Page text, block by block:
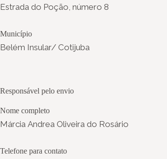
Estrada do Poção, número 8
Município
Belém Insular/ Cotijuba
Responsável pelo envio
Nome completo
Márcia Andrea Oliveira do Rosário
Telefone para contato